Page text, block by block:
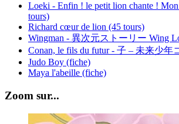
Loeki - Enfin ! le petit lion chante !
tours)
Richard cœur de lion (45 tours)
Wingman - 異次元ストーリー Wing
Conan, le fils du futur - 子 – 未来少年
Judo Boy (fiche)
Maya l'abeille (fiche)
Zoom sur...